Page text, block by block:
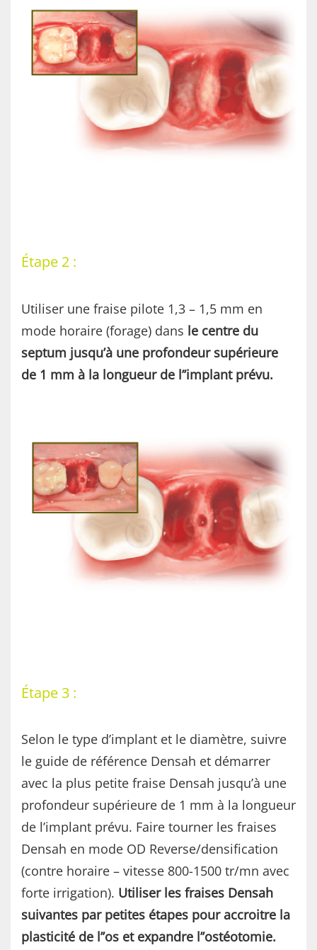
Étape 2 :
Utiliser une fraise pilote 1,3 – 1,5 mm en
mode horaire (forage) dans le centre du
septum jusqu’à une profondeur supérieure
de 1 mm à la longueur de l’’implant prévu.
Étape 3 :
Selon le type d’implant et le diamètre, suivre
le guide de référence Densah et démarrer
avec la plus petite fraise Densah jusqu’à une
profondeur supérieure de 1 mm à la longueur
de l’implant prévu. Faire tourner les fraises
Densah en mode OD Reverse/densification
(contre horaire – vitesse 800-1500 tr/mn avec
forte irrigation). Utiliser les fraises Densah
suivantes par petites étapes pour accroitre la
plasticité de l’’os et expandre l’’ostéotomie.